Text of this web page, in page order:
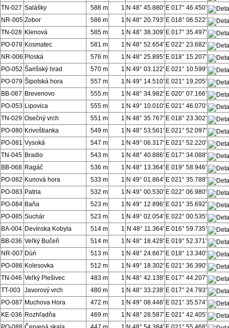
TN-027 Salášky 588 m 1 N 48° 45.880' E 017° 46.450'
NR-005 Zobor 586 m 1 N 48° 20.793' E 018° 06.522'
TN-028 Klenová 585 m 1 N 48° 38.309' E 017° 35.497'
PO-078 Kosmatec 581 m 1 N 48° 52.654' E 022° 23.682'
NR-006 Ploská 576 m 1 N 48° 25.895' E 018° 15.207'
PO-052 Šarišský hrad 570 m 1 N 49° 03.122' E 021° 10.599'
PO-079 Šipotská hora 557 m 1 N 49° 14.510' E 021° 19.205'
BB-067 Brevenovo 555 m 1 N 48° 34.982' E 020° 07.166'
PO-053 Lipovica 555 m 1 N 49° 10.010' E 021° 46.070'
TN-029 Osečný vrch 551 m 1 N 48° 35.767' E 018° 23.302'
PO-080 Krivoštianka 549 m 1 N 48° 53.561' E 021° 52.097'
PO-081 Vysoká 547 m 1 N 49° 06.317' E 021° 52.220'
TN-045 Bradlo 543 m 1 N 48° 40.886' E 017° 34.088'
BB-068 Ragáč 536 m 1 N 48° 13.364' E 019° 58.946'
PO-082 Kunová hora 533 m 1 N 49° 01.864' E 021° 35.788'
PO-083 Patria 532 m 1 N 49° 00.530' E 022° 06.980'
PO-084 Baňa 523 m 1 N 49° 12.896' E 021° 35.692'
PO-085 Suchár 523 m 1 N 49° 02.054' E 022° 00.535'
BA-004 Devínska Kobyla 514 m 1 N 48° 11.364' E 016° 59.735'
BB-036 Veľký Bučeň 514 m 1 N 48° 18.428' E 019° 52.371'
NR-007 Dúń 513 m 1 N 48° 24.667' E 018° 13.340'
PO-086 Kolesovka 512 m 1 N 49° 18.302' E 021° 36.390'
TN-046 Veľký Plešivec 483 m 1 N 48° 42.138' E 017° 44.207'
TT-003 Javorový vrch 480 m 1 N 48° 33.238' E 017° 24.793'
PO-087 Muchova Hora 472 m 1 N 49° 08.446' E 021° 35.574'
KE-036 Rozhľadňa 469 m 1 N 48° 28.587' E 021° 42.405'